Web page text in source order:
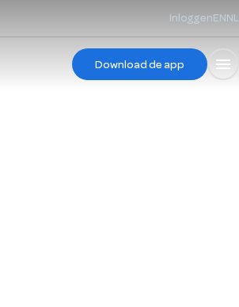
InloggenENNL
Download de app